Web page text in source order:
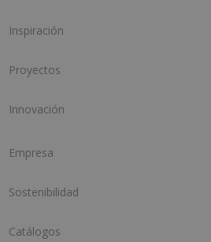
Inspiración
Proyectos
Innovación
Empresa
Sostenibilidad
Catálogos